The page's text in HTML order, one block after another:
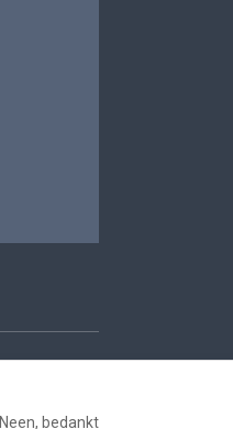
Neen, bedankt